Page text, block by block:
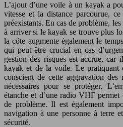
L’ajout d’une voile à un kayak a
vitesse et la distance parcourue,
préexistants. En cas de problème,
à arriver si le kayak se trouve plus
la côte augmente également le
qui peut être crucial en cas
gestion des risques est accrue, car
kayak et de la voile. Le pratiquant
conscient de cette aggravation des
nécessaires pour se protéger.
étanche et d’une radio VHF permet
de problème. Il est également
navigation à une personne à terre
sécurité.